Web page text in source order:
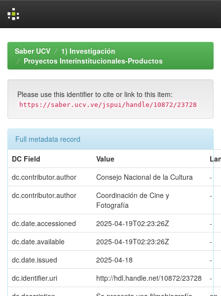
navigationSaber UCV
1) Investigación
Proyectos Interinstitucionales-Productos
Please use this identifier to cite or link to this item:
https://saber.ucv.ve/jspui/handle/10872/23728
Full metadata record
DC Field
Value
dc.contributor.author
Consejo Nacional de la Cultura
-
dc.contributor.author
Coordinación de Cine y
Fotografía
-
dc.date.accessioned 2025-04-19T02:23:26Z
-
dc.date.available
2025-04-19T02:23:26Z
-
dc.date.issued
2025-04-18
-
dc.identifier.uri
http://hdl.handle.net/10872/23728
-